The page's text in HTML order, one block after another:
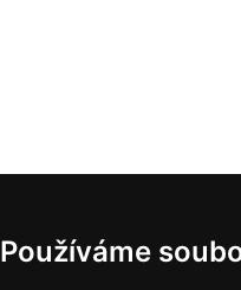
Používáme